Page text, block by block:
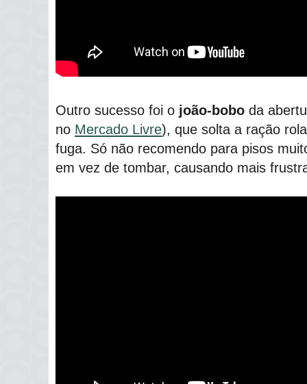
Outro sucesso foi o joão-bobo da
no Mercado Livre), que solta a ração
fuga. Só não recomendo para pisos
em vez de tombar, causando mais